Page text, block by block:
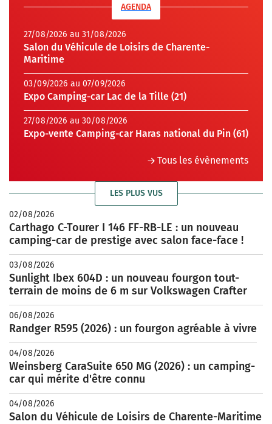
AGENDA
27/08/2026 au 31/08/2026
Salon du Véhicule de Loisirs de Charente-
Maritime
03/09/2026 au 07/09/2026
Expo Camping-car Lac de la Tille (21)
27/08/2026 au 30/08/2026
Expo-vente Camping-car Haras national du Pin (61)
Tous les évènements
LES PLUS VUS
02/08/2026
Carthago C-Tourer I 146 FF-RB-LE : un nouveau
camping-car de prestige avec salon face-face !
03/08/2026
Sunlight Ibex 604D : un nouveau fourgon tout-
terrain de moins de 6 m sur Volkswagen Crafter
06/08/2026
Randger R595 (2026) : un fourgon agréable à vivre
04/08/2026
Weinsberg CaraSuite 650 MG (2026) : un camping-
car qui mérite d'être connu
04/08/2026
Salon du Véhicule de Loisirs de Charente-Maritime